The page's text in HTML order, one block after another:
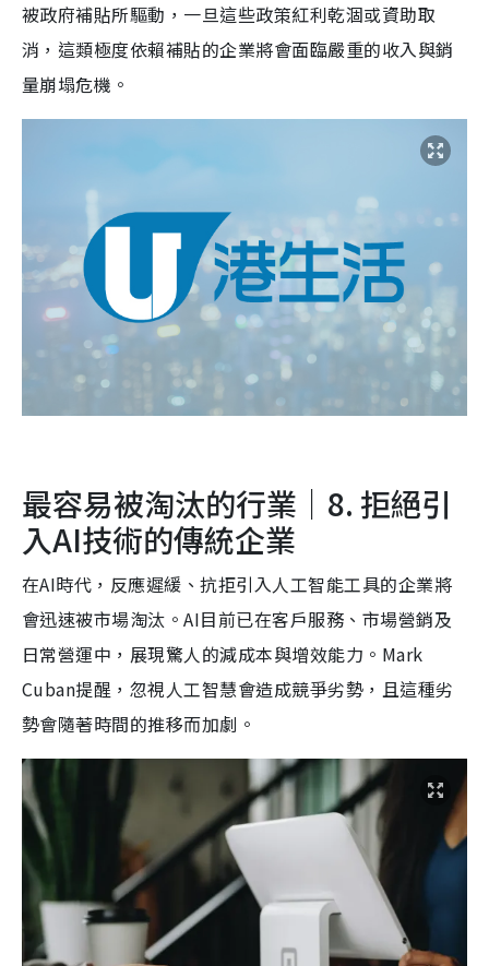
被政府補貼所驅動，一旦這些政策紅利乾涸或資助取
消，這類極度依賴補貼的企業將會面臨嚴重的收入與銷
量崩塌危機。
最容易被淘汰的行業｜8. 拒絕引
入AI技術的傳統企業
在AI時代，反應遲緩、抗拒引入人工智能工具的企業將
會迅速被市場淘汰。AI目前已在客戶服務、市場營銷及
日常營運中，展現驚人的減成本與增效能力。Mark
Cuban提醒，忽視人工智慧會造成競爭劣勢，且這種劣
勢會隨著時間的推移而加劇。